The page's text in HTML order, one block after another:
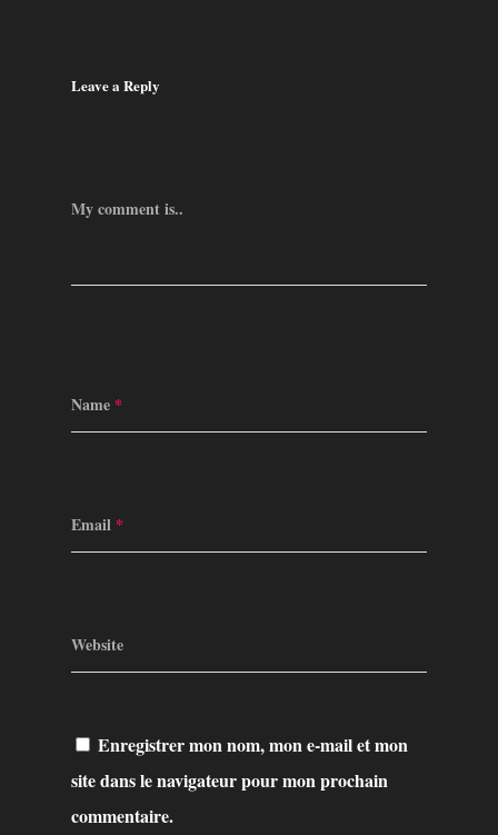
Leave a Reply
My comment is..
Name *
Email *
Website
Enregistrer mon nom, mon e-mail et mon
site dans le navigateur pour mon prochain
commentaire.